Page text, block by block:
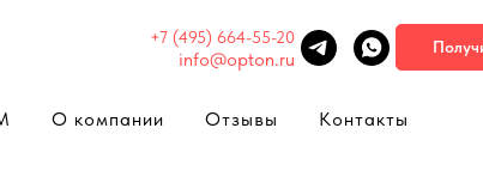
+7 (495) 664-55-20
info@opton.ru
О компании Отзывы Контакты